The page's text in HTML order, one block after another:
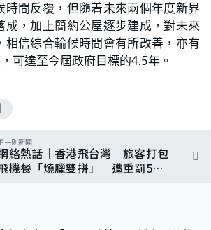
時間反覆，但隨着未來兩個年度新界
成，加上簡約公屋逐步建成，對未來
相信綜合輪候時間會有所改善，亦有
可達至今屆政府目標的4.5年。
一則新聞
絡熱話｜香港飛台灣 旅客打包
機餐「燒臘雙拼」 遭重罰5萬